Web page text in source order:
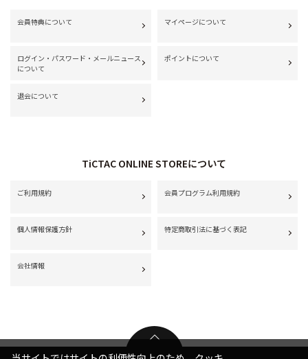
会員特典について マイページについて
ログイン・パスワード・メールニュース
について
ポイントについて
退会について
TiCTAC ONLINE STOREについて
ご利用規約 会員プログラム利用規約
個人情報保護方針 特定商取引法に基づく表記
会社情報